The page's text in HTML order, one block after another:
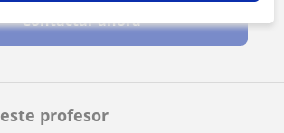
profesor
Contactar ahora